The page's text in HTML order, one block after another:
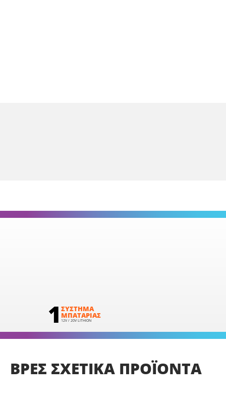
1 ΣΥΣΤΗΜΑ
ΜΠΑΤΑΡΙΑΣ
12V / 20V LITHION
ΒΡΕΣ ΣΧΕΤΙΚΑ ΠΡΟΪΟΝΤΑ